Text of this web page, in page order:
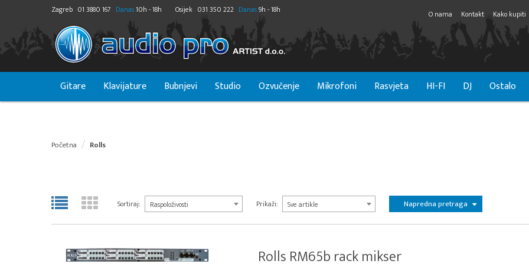
Zagreb 01 3880 167 Danas10h - 18h Osijek 031 350 222 Danas9h - 18h O nama Kontakt Kako kupiti
Gitare Klavijature Bubnjevi Studio Ozvučenje Mikrofoni Rasvjeta HI-FI DJ Ostalo
Početna Rolls
Sortiraj: Raspoloživosti Prikaži: Sve artikle Napredna pretraga
Rolls RM65b rack mikser